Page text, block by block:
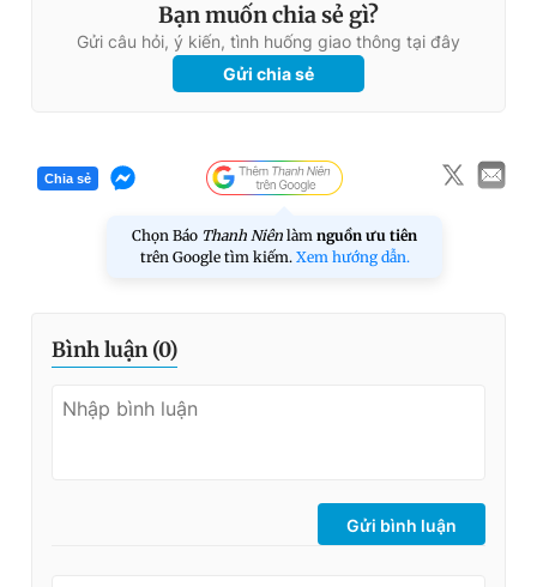
Bạn muốn chia sẻ gì?
Gửi câu hỏi, ý kiến, tình huống giao thông tại đây
Gửi chia sẻ
Chia sẻ
Chọn Báo Thanh Niên làm nguồn ưu tiên
trên Google tìm kiếm. Xem hướng dẫn.
Bình luận (0)
Gửi bình luận